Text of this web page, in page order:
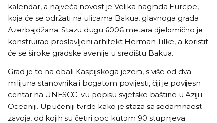
kalendar, a najveća novost je Velika nagrada Europe,
koja će se održati na ulicama Bakua, glavnoga grada
Azerbajdžana. Stazu dugu 6006 metara djelomično je
konstruirao proslavljeni arhitekt Herman Tilke, a koristit
će se široke gradske avenije u središtu Bakua.
Grad je to na obali Kaspijskoga jezera, s više od dva
milijuna stanovnika i bogatom povijesti, čiji je povijesni
centar na UNESCO-vu popisu svjetske baštine u Aziji i
Oceaniji. Upućeniji tvrde kako je staza sa sedamnaest
zavoja, od kojih su četiri pod kutom 90 stupnjeva,